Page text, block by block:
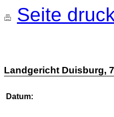
Seite
Landgericht Duisburg,
Datum: